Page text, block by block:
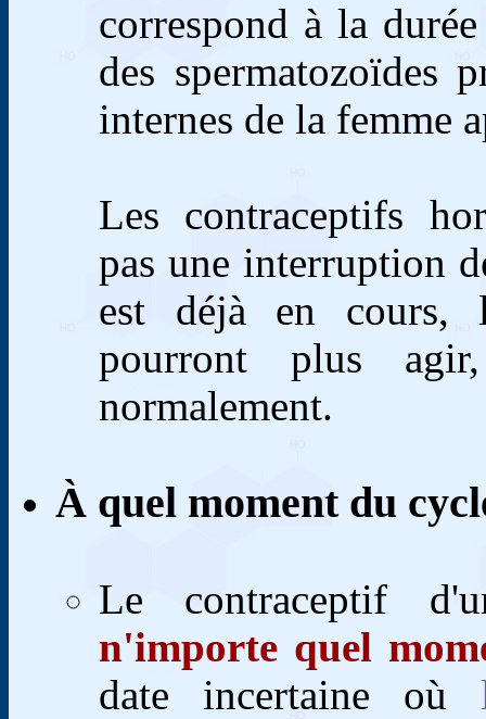
correspond à la
des spermatozoïdes
internes de la femme
Les contraceptifs
pas une interruption
est déjà en cours,
pourront plus
normalement.
À quel moment du
Le contraceptif
n'importe quel
date incertaine où